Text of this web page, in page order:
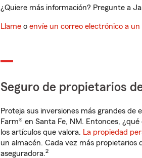
¿Quiere más información? Pregunte a
Llame o envíe un correo electrónico a un
Seguro de propietarios
Proteja sus inversiones más grandes de
Farm® en Santa Fe, NM. Entonces,
los artículos que valora. La propiedad
un almacén. Cada vez más propietarios
aseguradora.2